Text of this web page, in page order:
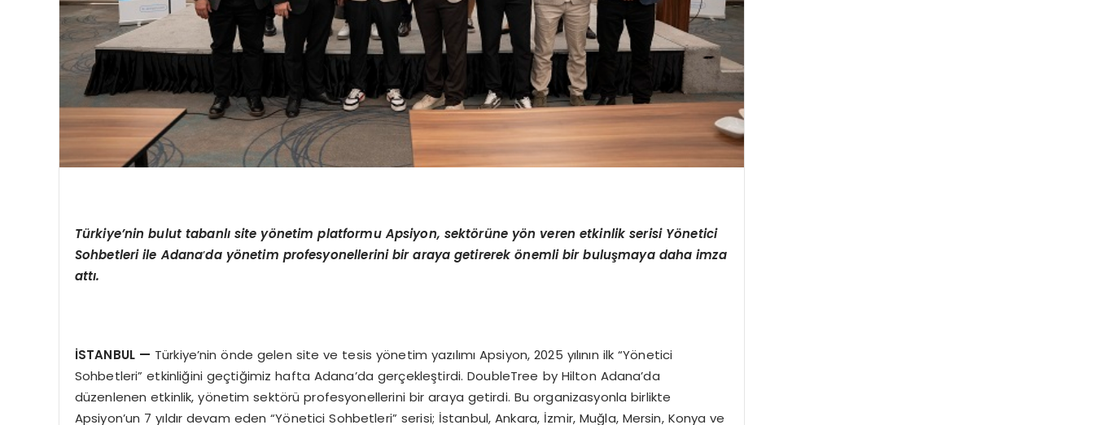
Türkiye’nin bulut tabanlı site yönetim platformu Apsiyon, sektörüne yön veren etkinlik serisi Yönetici
Sohbetleri ile Adana’da yönetim profesyonellerini bir araya getirerekönemli bir buluşmaya daha imza
attı.
İSTANBUL — Türkiye’nin önde gelen site ve tesis yönetim yazılımı Apsiyon, 2025 yılının ilk “Yönetici
Sohbetleri” etkinliğini geçtiğimiz hafta Adana’da gerçekleştirdi. DoubleTree by Hilton Adana’da
düzenlenen etkinlik, yönetim sektörü profesyonellerini bir araya getirdi. Bu organizasyonla birlikte
Apsiyon’un 7 yıldır devam eden “Yönetici Sohbetleri” serisi; İstanbul, Ankara, İzmir, Muğla, Mersin, Konya ve